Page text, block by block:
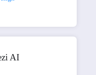
AI